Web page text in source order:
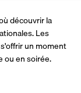
découvrir la
Les
un moment
ou en soirée.